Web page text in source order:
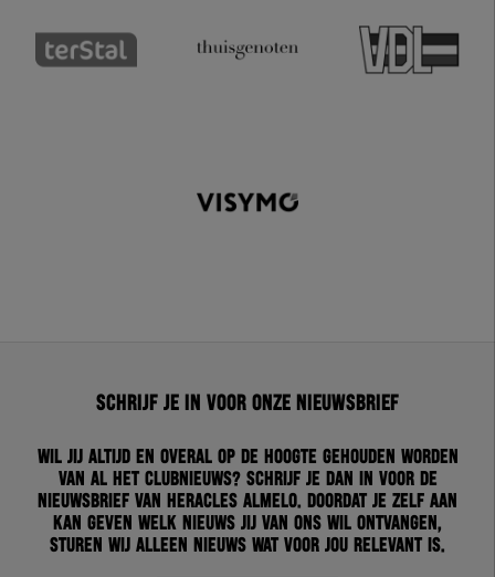
Schrijf je in voor onze nieuwsbrief
Wil jij altijd en overal op de hoogte gehouden worden
van al het clubnieuws? Schrijf je dan in voor de
nieuwsbrief van Heracles Almelo. Doordat je zelf aan
kan geven welk nieuws jij van ons wil ontvangen,
sturen wij alleen nieuws wat voor jou relevant is.